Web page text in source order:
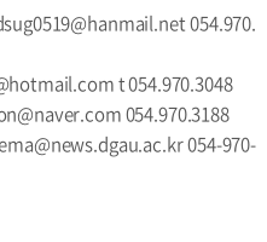
054.970.
t 054.970.3048
054.970.3188
054-970-